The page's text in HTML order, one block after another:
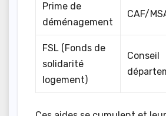
Prime de
déménagement
CAF/
FSL (Fonds de
solidarité
logement)
Conseil